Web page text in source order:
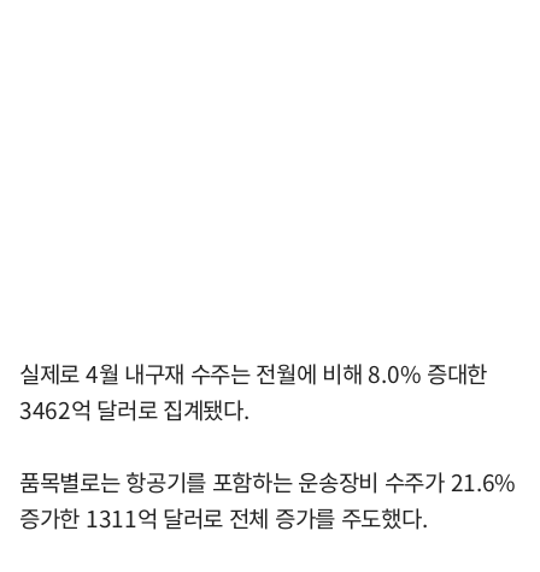
실제로 4월 내구재 수주는 전월에 비해 8.0% 증대한
3462억 달러로 집계됐다.
품목별로는 항공기를 포함하는 운송장비 수주가 21.6%
증가한 1311억 달러로 전체 증가를 주도했다.